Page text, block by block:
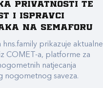
privatnosti te
i ispravci
na Semaforu
hns.family prikazuje aktualne
COMET-a, platforme za
natjecanja
nogometnog saveza.